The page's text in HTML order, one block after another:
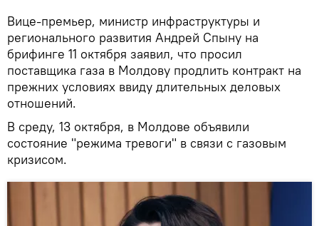
Вице-премьер, министр инфраструктуры и
регионального развития Андрей Спыну на
брифинге 11 октября заявил, что просил
поставщика газа в Молдову продлить контракт на
прежних условиях ввиду длительных деловых
отношений.
В среду, 13 октября, в Молдове объявили
состояние "режима тревоги" в связи с газовым
кризисом.